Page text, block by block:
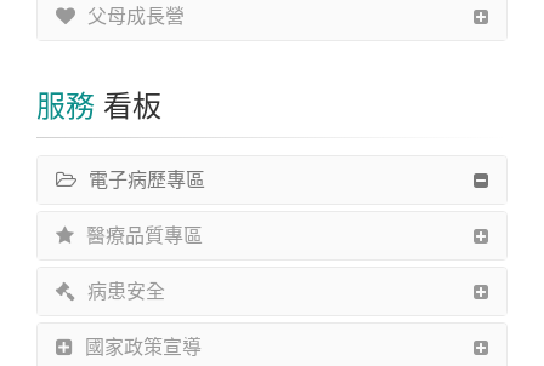
父母成長營
服務 看板
電子病歷專區
醫療品質專區
病患安全
國家政策宣導